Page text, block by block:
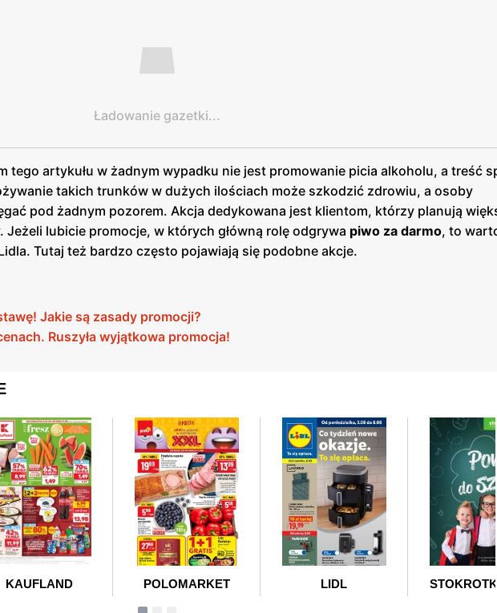
Ładowanie gazetki...
tego artykułu w żadnym wypadku nie jest promowanie picia alkoholu, a treść
takich trunków w dużych ilościach może szkodzić zdrowiu, a osoby
pod żadnym pozorem. Akcja dedykowana jest klientom, którzy planują
lubicie promocje, w których główną rolę odgrywa piwo za darmo, to
Tutaj też bardzo często pojawiają się podobne akcje.
Jakie są zasady promocji?
Ruszyła wyjątkowa promocja!